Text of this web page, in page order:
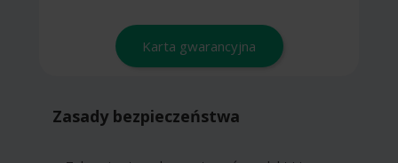
Karta gwarancyjna
Zasady bezpieczeństwa